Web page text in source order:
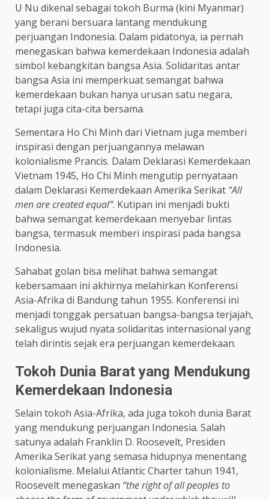
U Nu dikenal sebagai tokoh Burma (kini Myanmar)
yang berani bersuara lantang mendukung
perjuangan Indonesia. Dalam pidatonya, ia pernah
menegaskan bahwa kemerdekaan Indonesia adalah
simbol kebangkitan bangsa Asia. Solidaritas antar
bangsa Asia ini memperkuat semangat bahwa
kemerdekaan bukan hanya urusan satu negara,
tetapi juga cita-cita bersama.
Sementara Ho Chi Minh dari Vietnam juga memberi
inspirasi dengan perjuangannya melawan
kolonialisme Prancis. Dalam Deklarasi Kemerdekaan
Vietnam 1945, Ho Chi Minh mengutip pernyataan
dalam Deklarasi Kemerdekaan Amerika Serikat “All
men are created equal”. Kutipan ini menjadi bukti
bahwa semangat kemerdekaan menyebar lintas
bangsa, termasuk memberi inspirasi pada bangsa
Indonesia.
Sahabat golan bisa melihat bahwa semangat
kebersamaan ini akhirnya melahirkan Konferensi
Asia-Afrika di Bandung tahun 1955. Konferensi ini
menjadi tonggak persatuan bangsa-bangsa terjajah,
sekaligus wujud nyata solidaritas internasional yang
telah dirintis sejak era perjuangan kemerdekaan.
Tokoh Dunia Barat yang Mendukung
Kemerdekaan Indonesia
Selain tokoh Asia-Afrika, ada juga tokoh dunia Barat
yang mendukung perjuangan Indonesia. Salah
satunya adalah Franklin D. Roosevelt, Presiden
Amerika Serikat yang semasa hidupnya menentang
kolonialisme. Melalui Atlantic Charter tahun 1941,
Roosevelt menegaskan “the right of all peoples to